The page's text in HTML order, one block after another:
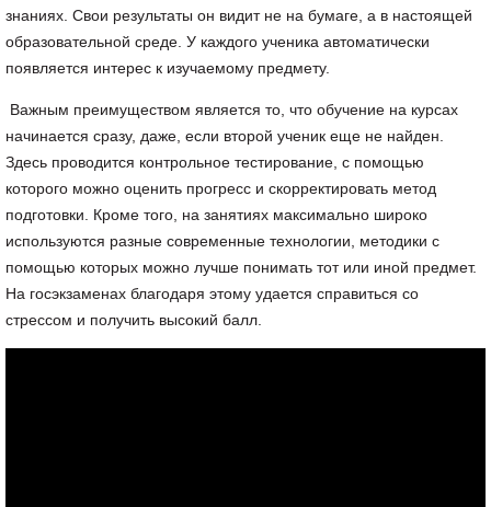
знаниях. Свои результаты он видит не на бумаге, а в настоящей
образовательной среде. У каждого ученика автоматически
появляется интерес к изучаемому предмету.
Важным преимуществом является то, что обучение на курсах
начинается сразу, даже, если второй ученик еще не найден.
Здесь проводится контрольное тестирование, с помощью
которого можно оценить прогресс и скорректировать метод
подготовки. Кроме того, на занятиях максимально широко
используются разные современные технологии, методики с
помощью которых можно лучше понимать тот или иной предмет.
На госэкзаменах благодаря этому удается справиться со
стрессом и получить высокий балл.